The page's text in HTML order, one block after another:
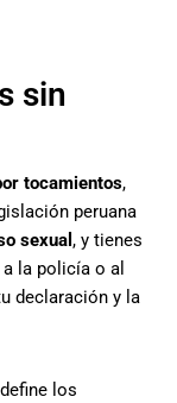
sin
tocamientos,
peruana
sexual , y tienes
la policía o al
declaración y la
los